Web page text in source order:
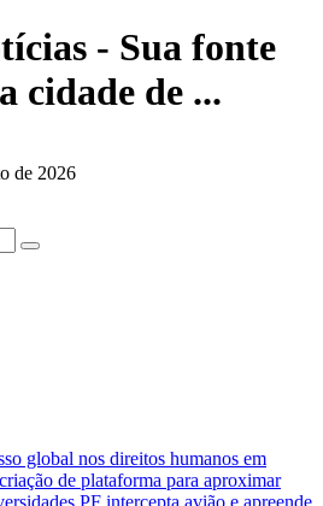
- Sua fonte
cidade de ...
de 2026
global nos direitos humanos em
de plataforma para aproximar
PF intercepta avião e apreende